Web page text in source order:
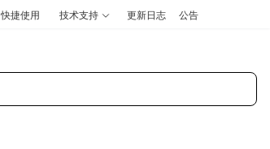
快捷使用 技术支持 更新日志 公告